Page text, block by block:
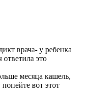
врача- у ребенка
это
месяца кашель,
вот этот